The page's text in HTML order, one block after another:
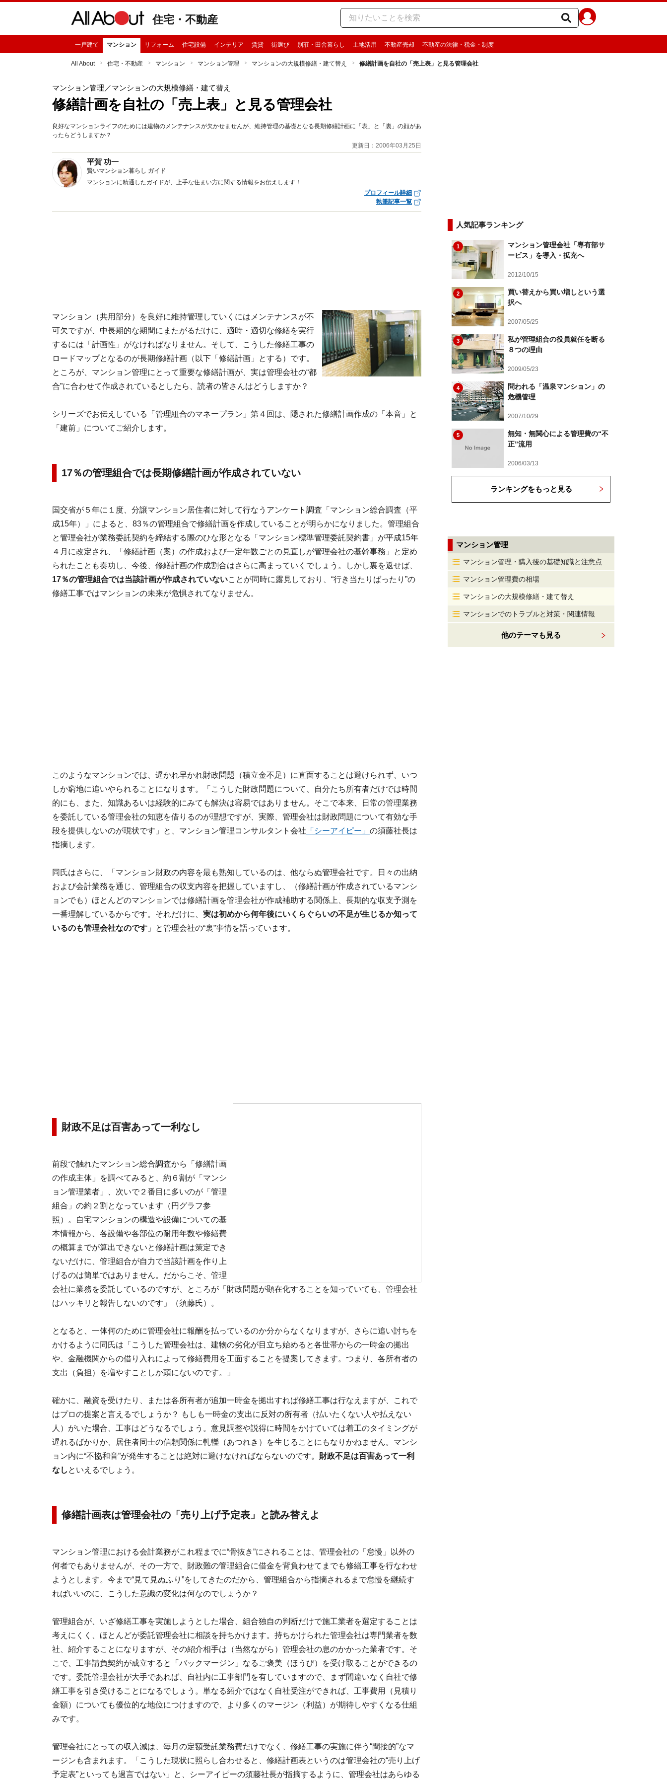
住宅・不動産
一戸建て マンション リフォーム 住宅設備 インテリア 賃貸 街選び 別荘・田舎暮らし 土地活用 不動産売却 不動産の法律・税金・制度
All About 住宅・不動産 マンション マンション管理 マンションの大規模修繕・建て替え 修繕計画を自社の「売上表」と見る管理会社
マンション管理 ／マンションの大規模修繕・建て替え
修繕計画を自社の「売上表」と見る管理会社
良好なマンションライフのためには建物のメンテナンスが欠かせませんが、維持管理の基礎となる長期修繕計画に「表」と「裏」の顔があ
ったらどうしますか？
更新日：2006年03月25日
平賀 功一
賢いマンション暮らし ガイド
マンションに精通したガイドが、上手な住まい方に関する情報をお伝えします！
プロフィール詳細
執筆記事一覧
マンション（共用部分）を良好に維持管理していくにはメンテナンスが不
可欠ですが、中長期的な期間にまたがるだけに、適時・適切な修繕を実行
するには「計画性」がなければなりません。そして、こうした修繕工事の
ロードマップとなるのが長期修繕計画（以下「修繕計画」とする）です。
ところが、マンション管理にとって重要な修繕計画が、実は管理会社の“都
合”に合わせて作成されているとしたら、読者の皆さんはどうしますか？
シリーズでお伝えしている「管理組合のマネープラン」第４回は、隠された修繕計画作成の「本音」と
「建前」についてご紹介します。
17％の管理組合では長期修繕計画が作成されていない
国交省が５年に１度、分譲マンション居住者に対して行なうアンケート調査「マンション総合調査（平
成15年）」によると、83％の管理組合で修繕計画を作成していることが明らかになりました。管理組合
と管理会社が業務委託契約を締結する際のひな形となる「マンション標準管理委託契約書」が平成15年
４月に改定され、「修繕計画（案）の作成および一定年数ごとの見直しが管理会社の基幹事務」と定め
られたことも奏功し、今後、修繕計画の作成割合はさらに高まっていくでしょう。しかし裏を返せば、
17％の管理組合では当該計画が作成されていないことが同時に露見しており、“行き当たりばったり”の
修繕工事ではマンションの未来が危惧されてなりません。
このようなマンションでは、遅かれ早かれ財政問題（積立金不足）に直面することは避けられず、いつ
しか窮地に追いやられることになります。「こうした財政問題について、自分たち所有者だけでは時間
的にも、また、知識あるいは経験的にみても解決は容易ではありません。そこで本来、日常の管理業務
を委託している管理会社の知恵を借りるのが理想ですが、実際、管理会社は財政問題について有効な手
段を提供しないのが現状です」と、マンション管理コンサルタント会社 「シーアイピー」 の須藤社長は
指摘します。
同氏はさらに、「マンション財政の内容を最も熟知しているのは、他ならぬ管理会社です。日々の出納
および会計業務を通じ、管理組合の収支内容を把握していますし、（修繕計画が作成されているマンシ
ョンでも）ほとんどのマンションでは修繕計画を管理会社が作成補助する関係上、長期的な収支予測を
一番理解しているからです。それだけに、 実は初めから何年後にいくらぐらいの不足が生じるか知って
いるのも管理会社なのです 」と管理会社の“裏”事情を語っています。
財政不足は百害あって一利なし
前段で触れたマンション総合調査から「修繕計画
の作成主体」を調べてみると、約６割が「マンシ
ョン管理業者」、次いで２番目に多いのが「管理
組合」の約２割となっています（円グラフ参
照）。自宅マンションの構造や設備についての基
本情報から、各設備や各部位の耐用年数や修繕費
の概算までが算出できないと修繕計画は策定でき
ないだけに、管理組合が自力で当該計画を作り上
げるのは簡単ではありません。だからこそ、管理
会社に業務を委託しているのですが、ところが「財政問題が顕在化することを知っていても、管理会社
はハッキリと報告しないのです」（須藤氏）。
となると、一体何のために管理会社に報酬を払っているのか分からなくなりますが、さらに追い討ちを
かけるように同氏は「こうした管理会社は、建物の劣化が目立ち始めると各世帯からの一時金の拠出
や、金融機関からの借り入れによって修繕費用を工面することを提案してきます。つまり、各所有者の
支出（負担）を増やすことしか頭にないのです。」
確かに、融資を受けたり、または各所有者が追加一時金を拠出すれば修繕工事は行なえますが、これで
はプロの提案と言えるでしょうか？ もしも一時金の支出に反対の所有者（払いたくない人や払えない
人）がいた場合、工事はどうなるでしょう。意見調整や説得に時間をかけていては着工のタイミングが
遅れるばかりか、居住者同士の信頼関係に軋轢（あつれき）を生じることにもなりかねません。マンシ
ョン内に“不協和音”が発生することは絶対に避けなければならないのです。 財政不足は百害あって一利
なし といえるでしょう。
修繕計画表は管理会社の「売り上げ予定表」と読み替えよ
マンション管理における会計業務がこれ程までに“骨抜き”にされることは、管理会社の「怠慢」以外の
何者でもありませんが、その一方で、財政難の管理組合に借金を背負わせてまでも修繕工事を行なわせ
ようとします。今まで“見て見ぬふり”をしてきたのだから、管理組合から指摘されるまで怠慢を継続す
ればいいのに、こうした意識の変化は何なのでしょうか？
管理組合が、いざ修繕工事を実施しようとした場合、組合独自の判断だけで施工業者を選定することは
考えにくく、ほとんどが委託管理会社に相談を持ちかけます。持ちかけられた管理会社は専門業者を数
社、紹介することになりますが、その紹介相手は（当然ながら）管理会社の息のかかった業者です。そ
こで、工事請負契約が成立すると「バックマージン」なるご褒美（ほうび）を受け取ることができるの
です。委託管理会社が大手であれば、自社内に工事部門を有していますので、まず間違いなく自社で修
繕工事を引き受けることになるでしょう。単なる紹介ではなく自社受注ができれば、工事費用（見積り
金額）についても優位的な地位につけますので、より多くのマージン（利益）が期待しやすくなる仕組
みです。
管理会社にとっての収入減は、毎月の定額受託業務費だけでなく、修繕工事の実施に伴う“間接的”なマ
ージンも含まれます。「こうした現状に照らし合わせると、修繕計画表というのは管理会社の“売り上げ
予定表”といっても過言ではない」と、シーアイピーの須藤社長が指摘するように、管理会社はあらゆる
人気記事ランキング
1
マンション管理会社「専有部サ
ービス」を導入・拡充へ
2012/10/15
2
買い替えから買い増しという選
択へ
2007/05/25
3
私が管理組合の役員就任を断る
８つの理由
2009/05/23
4
問われる「温泉マンション」の
危機管理
2007/10/29
5
無知・無関心による管理費の“不
正”流用
2006/03/13
ランキングをもっと見る
マンション管理
マンション管理・購入後の基礎知識と注意点
マンション管理費の相場
マンションの大規模修繕・建て替え
マンションでのトラブルと対策・関連情報
他のテーマも見る